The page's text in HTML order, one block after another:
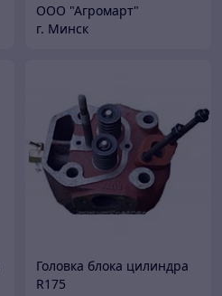
ООО "Агромарт"
г. Минск
Головка блока цилиндра
R175